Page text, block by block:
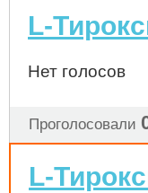
L-
Нет голосов
Проголосовали
L-